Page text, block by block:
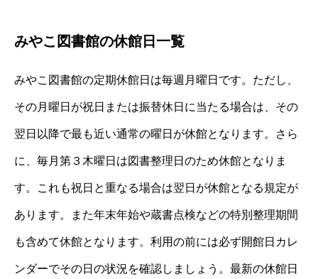
みやこ図書館の休館日一覧
みやこ図書館の定期休館日は毎週月曜日です。ただし、
その月曜日が祝日または振替休日に当たる場合は、その
翌日以降で最も近い通常の曜日が休館となります。さら
に、毎月第３木曜日は図書整理日のため休館となりま
す。これも祝日と重なる場合は翌日が休館となる規定が
あります。また年末年始や蔵書点検などの特別整理期間
も含めて休館となります。利用の前には必ず開館日カレ
ンダーでその日の状況を確認しましょう。最新の休館日